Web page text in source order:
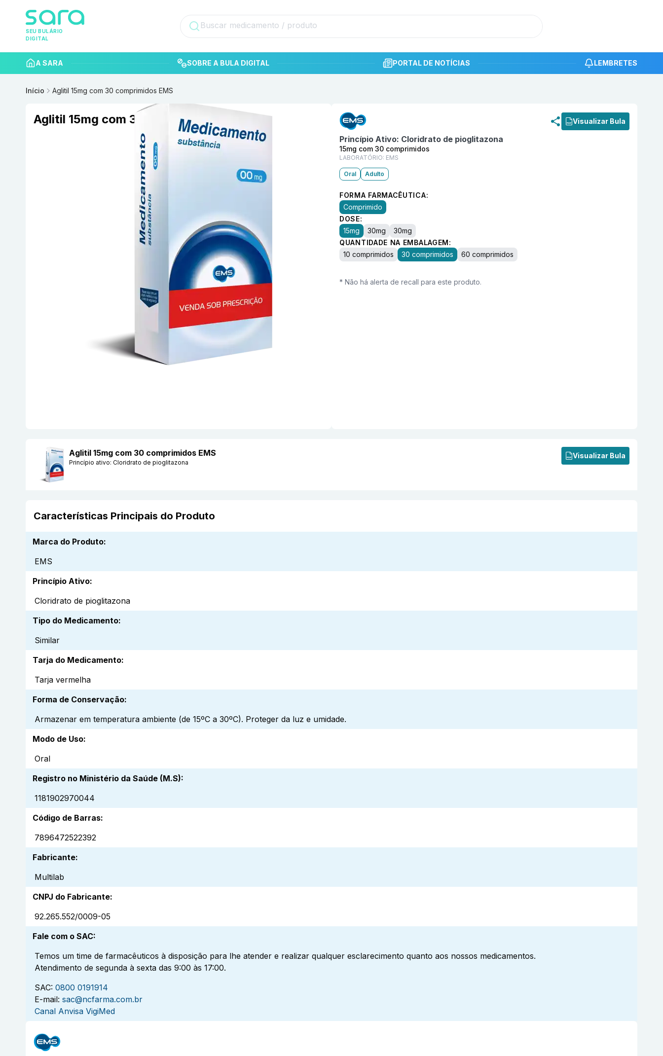
SEU BULÁRIO
DIGITAL
A SARA SOBRE A BULA DIGITAL PORTAL DE NOTÍCIAS LEMBRETES
Início Aglitil 15mg com 30 comprimidos EMS
Aglitil 15mg com 30 comprimidos EMS Visualizar Bula
Princípio Ativo: Cloridrato de pioglitazona
15mg com 30 comprimidos
LABORATÓRIO: EMS
Oral Adulto
FORMA FARMACÊUTICA:
Comprimido
DOSE:
15mg
30mg
30mg
QUANTIDADE NA EMBALAGEM:
10 comprimidos
30 comprimidos 60 comprimidos
* Não há alerta de recall para este produto.
Aglitil 15mg com 30 comprimidos EMS
Princípio ativo: Cloridrato de pioglitazona
Visualizar Bula
Características Principais do Produto
Marca do Produto:
EMS
Princípio Ativo:
Cloridrato de pioglitazona
Tipo do Medicamento:
Similar
Tarja do Medicamento:
Tarja vermelha
Forma de Conservação:
Armazenar em temperatura ambiente (de 15ºC a 30ºC). Proteger da luz e umidade.
Modo de Uso:
Oral
Registro no Ministério da Saúde (M.S):
1181902970044
Código de Barras:
7896472522392
Fabricante:
Multilab
CNPJ do Fabricante:
92.265.552/0009-05
Fale com o SAC:
Temos um time de farmacêuticos à disposição para lhe atender e realizar qualquer esclarecimento quanto aos nossos medicamentos.
Atendimento de segunda à sexta das 9:00 às 17:00.
SAC: 0800 0191914
E-mail: sac@ncfarma.com.br
Canal Anvisa VigiMed